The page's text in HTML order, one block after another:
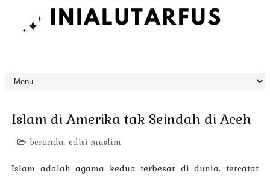
Islam di Amerika tak Seindah di Aceh
beranda, edisi muslim
Islam adalah agama kedua terbesar di dunia, tercatat